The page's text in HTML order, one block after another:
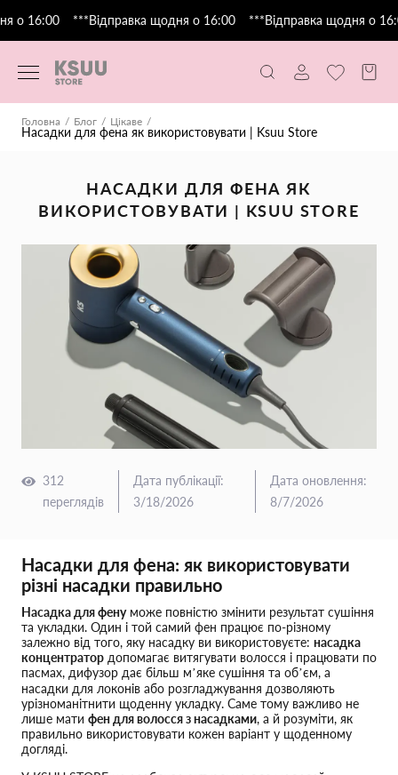
о 16:00 ***Відправка щодня о 16:00 ***Відправка щодня о
Головна Блог Цікаве
Насадки для фена як використовувати | Ksuu Store
НАСАДКИ ДЛЯ ФЕНА ЯК
ВИКОРИСТОВУВАТИ | KSUU STORE
312
переглядів
Дата публікації:
3/18/2026
Дата оновлення:
8/7/2026
Насадки для фена: як використовувати
різні насадки правильно
Насадка для фенуможе повністю змінити результат сушіння
та укладки. Один і той самий фен працює по-різному
залежно від того, яку насадку ви використовуєте: насадка
концентратор допомагає витягувати волосся і працювати по
пасмах, дифузор дає більш м’яке сушіння та об’єм, а
насадки для локонів або розгладжування дозволяють
урізноманітнити щоденну укладку. Саме тому важливо не
лише мати фен для волосся з насадками, а й розуміти, як
правильно використовувати кожен варіант у щоденному
догляді.